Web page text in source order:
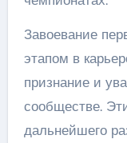
Завоевание
этапом в
признание и
сообществе.
дальнейшего